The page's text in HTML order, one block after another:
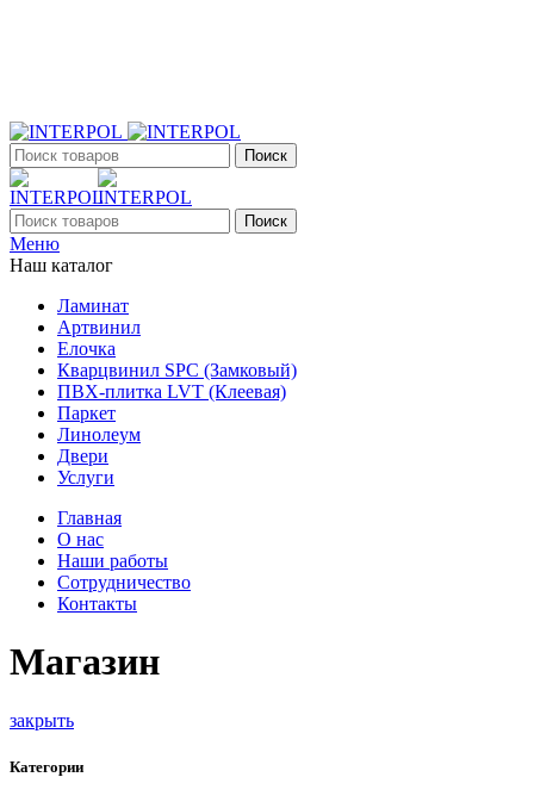
Поиск
Поиск
Меню
Наш каталог
Ламинат
Артвинил
Елочка
Кварцвинил SPC (Замковый)
ПВХ-плитка LVT (Клеевая)
Паркет
Линолеум
Двери
Услуги
Главная
О нас
Наши работы
Сотрудничество
Контакты
Магазин
закрыть
Категории